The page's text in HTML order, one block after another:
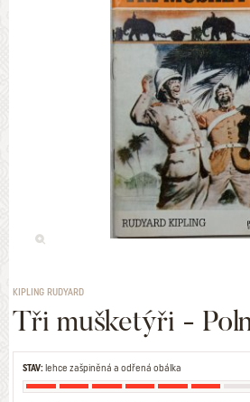
KIPLING RUDYARD
Tři mušketýři -
STAV:lehce zašpiněná a odřená obálka